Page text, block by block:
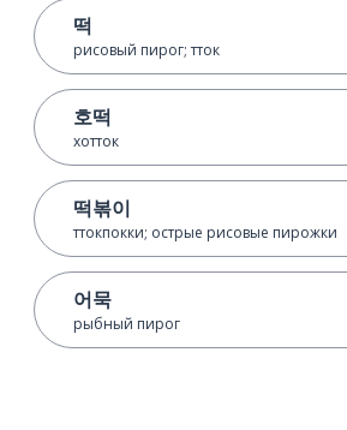
떡
рисовый пирог; тток
호떡
хотток
떡볶이
ттокпокки; острые рисовые пирожки
어묵
рыбный пирог